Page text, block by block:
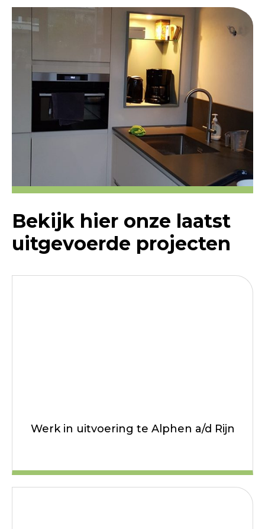
Bekijk hier onze laatst
uitgevoerde projecten
Werk in uitvoering te Alphen a/d Rijn